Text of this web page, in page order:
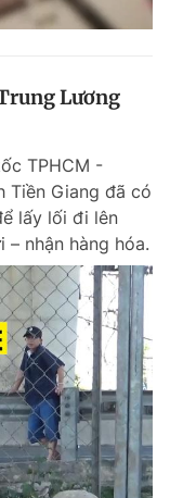
Lương
TPHCM -
Tiền Giang đã có
lấy lối đi lên
nhận hàng hóa.